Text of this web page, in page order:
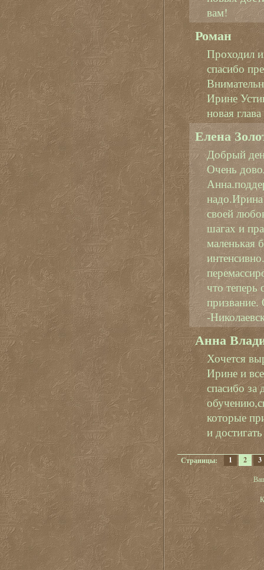
вам!
Роман
Проходил
спасибо
Ирине
новая
Елена
Добрый
Очень
своей
шагах и
маленькая
что теперь
-
Анна
Хочется
Ирине и
спасибо за
которые
и
Страницы: 1 2 3